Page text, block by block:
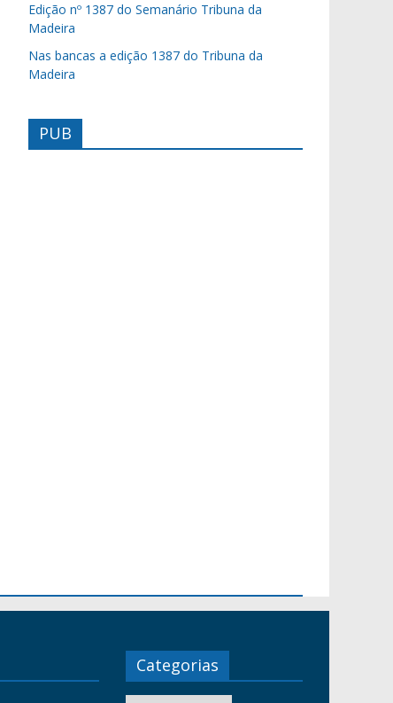
Edição nº 1387 do Semanário Tribuna da
Madeira
Nas bancas a edição 1387 do Tribuna da
Madeira
PUB
Categorias